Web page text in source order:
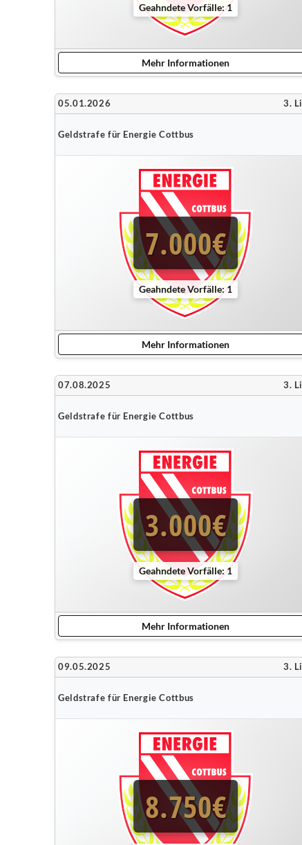
Geahndete Vorfälle: 1
Mehr Informationen
05.01.2026 3.
Geldstrafe für Energie Cottbus
7.000€
Geahndete Vorfälle: 1
Mehr Informationen
07.08.2025 3.
Geldstrafe für Energie Cottbus
3.000€
Geahndete Vorfälle: 1
Mehr Informationen
09.05.2025 3.
Geldstrafe für Energie Cottbus
8.750€